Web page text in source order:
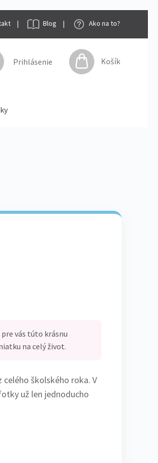
| Blog | Ako na to?
Prihlásenie Košík
vás túto krásnu
na celý život.
školského roka. V
už len jednoducho